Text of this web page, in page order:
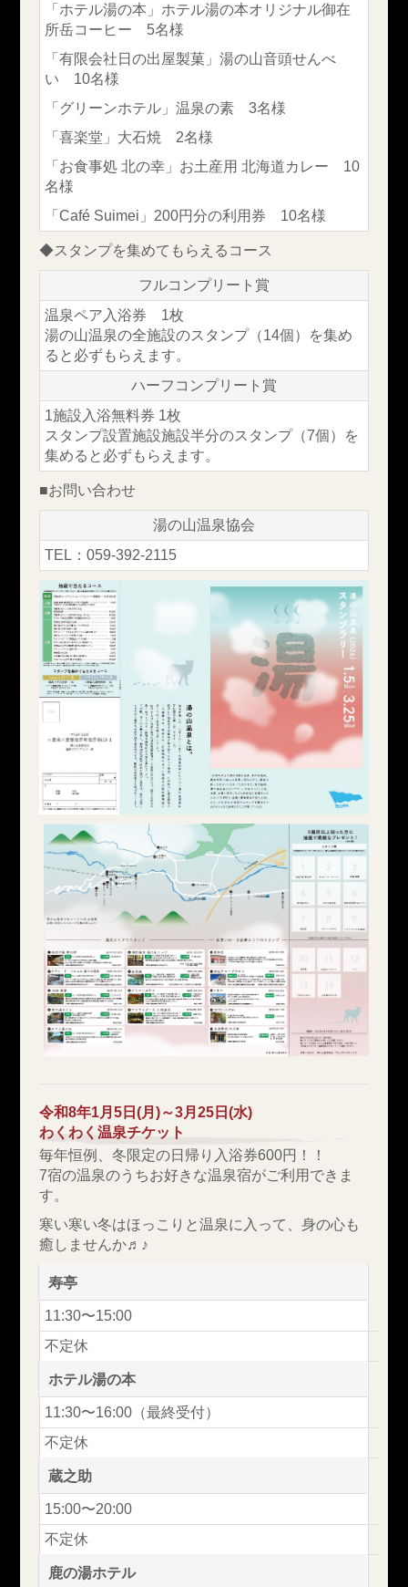
「ホテル湯の本」ホテル湯の本オリジナル御在
所岳コーヒー 5名様
「有限会社日の出屋製菓」湯の山音頭せんべ
い 10名様
「グリーンホテル」温泉の素 3名様
「喜楽堂」大石焼 2名様
「お食事処 北の幸」お土産用 北海道カレー 10
名様
「Café Suimei」200円分の利用券 10名様
◆スタンプを集めてもらえるコース
フルコンプリート賞
温泉ペア入浴券 1枚
湯の山温泉の全施設のスタンプ（14個）を集め
ると必ずもらえます。
ハーフコンプリート賞
1施設入浴無料券 1枚
スタンプ設置施設施設半分のスタンプ（7個）を
集めると必ずもらえます。
■お問い合わせ
湯の山温泉協会
TEL：059-392-2115
令和8年1月5日(月)～3月25日(水)
わくわく温泉チケット
毎年恒例、冬限定の日帰り入浴券600円！！
7宿の温泉のうちお好きな温泉宿がご利用できま
す。
寒い寒い冬はほっこりと温泉に入って、身の心も
癒しませんか♬♪
寿亭
11:30〜15:00
不定休
ホテル湯の本
11:30〜16:00（最終受付）
不定休
蔵之助
15:00〜20:00
不定休
鹿の湯ホテル